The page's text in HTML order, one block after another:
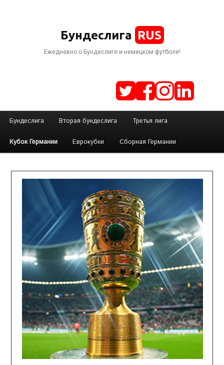
Бундеслига RUS
Ежедневно о Бундеслиге и немецком футболе!
Перейти
к
основному
содержимому
Перейти
к
дополнительному
содержимому
Бундеслига Вторая бундеслига Третья лига
Кубок Германии Еврокубки Сборная Германии